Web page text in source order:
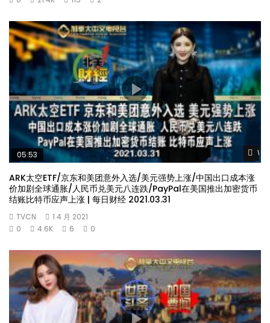
05:53
ARK太空ETF/京东和美团意外入选/美元强势上涨/中国出口成本涨
价加剧全球通胀/人民币兑美元八连跌/PayPal在美国推出加密货币
结账比特币应声上涨 | 每日财经 2021.03.31
TVCN
1 4 月 2021
0
4.6K 6 0